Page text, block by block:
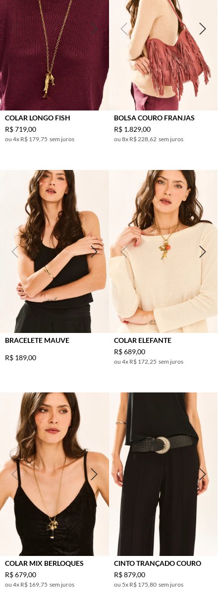
COLAR LONGO FISH
R$719,00
4x R$ 179,75 sem juros
BOLSA COURO FRANJAS
R$ 1.829,00
8x R$ 228,62 sem juros
BRACELETE MAUVE
R$ 189,00
COLAR ELEFANTE
R$ 689,00
4x R$ 172,25 sem juros
COLAR MIX BERLOQUES
R$679,00
4x R$ 169,75 sem juros
CINTO TRANÇADO COURO
R$ 879,00
5x R$ 175,80 sem juros